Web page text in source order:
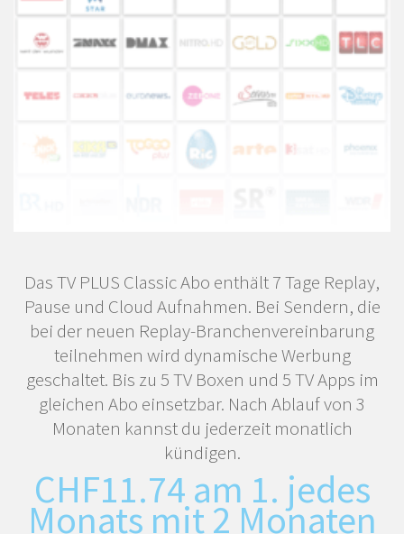
Das TV PLUS Classic Abo enthält 7 Tage Replay,
Pause und Cloud Aufnahmen. Bei Sendern, die
bei der neuen Replay-Branchenvereinbarung
teilnehmen wird dynamische Werbung
geschaltet. Bis zu 5 TV Boxen und 5 TV Apps im
gleichen Abo einsetzbar. Nach Ablauf von 3
Monaten kannst du jederzeit monatlich
kündigen.
CHF11.74 am 1. jedes
Monats mit 2 Monaten